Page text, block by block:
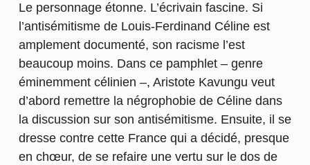
Le personnage étonne. L’écrivain fascine. Si
l’antisémitisme de Louis-Ferdinand Céline est
amplement documenté, son racisme l’est
beaucoup moins. Dans ce pamphlet – genre
éminemment célinien –, Aristote Kavungu veut
d’abord remettre la négrophobie de Céline dans
la discussion sur son antisémitisme. Ensuite, il se
dresse contre cette France qui a décidé, presque
en chœur, de se refaire une vertu sur le dos de